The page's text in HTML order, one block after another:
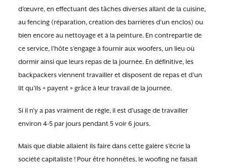
d’œuvre, en effectuant des tâches diverses allant de la cuisine,
au fencing (réparation, création des barrières d’un enclos) ou
bien encore au nettoyage et à la peinture. En contrepartie de
ce service, l’hôte s’engage à fournir aux woofers, un lieu où
dormir ainsi que leurs repas de la journée. En définitive, les
backpackers viennent travailler et disposent de repas et d’un
lit qu’ils « payent » grâce à leur travail de la journée.
Si il n’y a pas vraiment de règle, il est d’usage de travailler
environ 4-5 par jours pendant 5 voir 6 jours.
Mais que diable allaient ils faire dans cette galère s’écrie la
société capitaliste ! Pour être honnêtes, le woofing ne faisait